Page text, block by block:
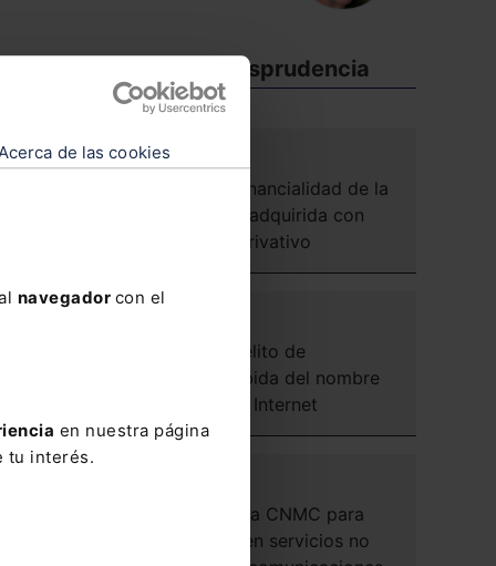
de las cookies
navegador con el
en nuestra página
tu interés.
Reseñas de jurisprudencia
CIVIL
Presunción de ganancialidad de la
vivienda habitual adquirida con
dinero en parte privativo
Absolución del delito de
apropiación indebida del nombre
de un dominio de Internet
Competencia de la CNMC para
imponer precios en servicios no